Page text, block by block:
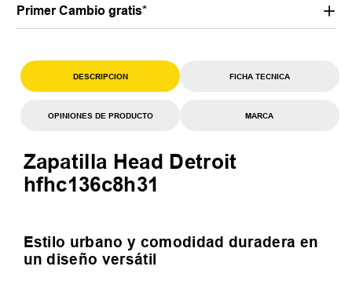
Primer Cambio gratis*
DESCRIPCION FICHA TECNICA
OPINIONES DE PRODUCTO MARCA
Zapatilla Head Detroit
hfhc136c8h31
Estilo urbano y comodidad duradera en
un diseño versátil